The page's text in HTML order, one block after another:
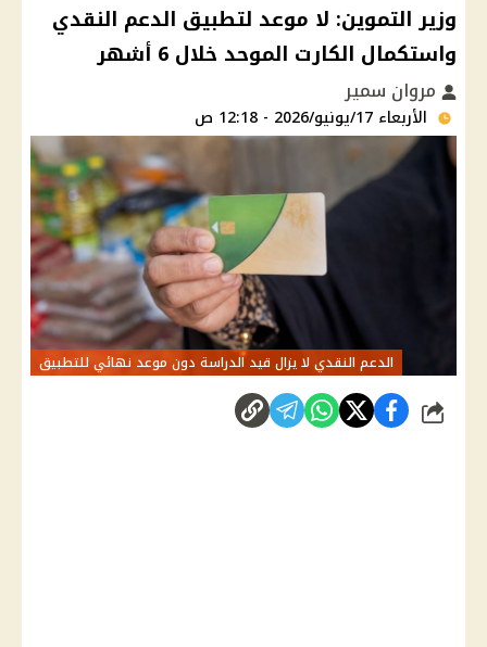
وزير التموين: لا موعد لتطبيق الدعم النقدي
واستكمال الكارت الموحد خلال 6 أشهر
مروان سمير
الأربعاء 17/يونيو/2026 - 12:18 ص
الدعم النقدي لا يزال قيد الدراسة دون موعد نهائي للتطبيق
شارك